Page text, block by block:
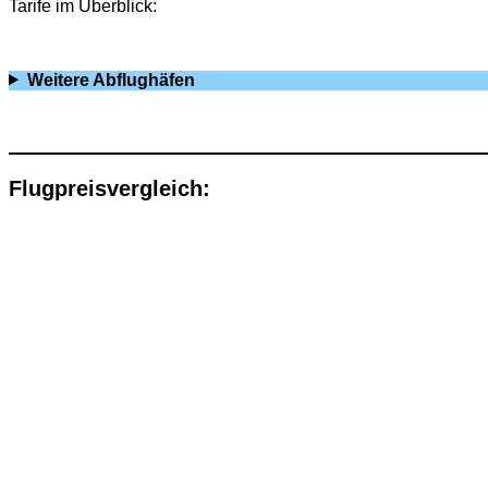
Tarife im Überblick:
Weitere Abflughäfen
Flugpreisvergleich: